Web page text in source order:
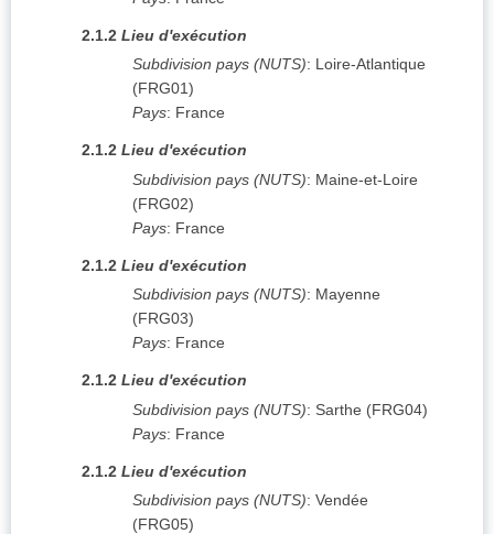
2.1.2 Lieu d'exécution
Subdivision pays (NUTS): Loire-Atlantique
(FRG01)
Pays: France
2.1.2 Lieu d'exécution
Subdivision pays (NUTS): Maine-et-Loire
(FRG02)
Pays: France
2.1.2 Lieu d'exécution
Subdivision pays (NUTS): Mayenne
(FRG03)
Pays: France
2.1.2 Lieu d'exécution
Subdivision pays (NUTS): Sarthe (FRG04)
Pays: France
2.1.2 Lieu d'exécution
Subdivision pays (NUTS): Vendée
(FRG05)